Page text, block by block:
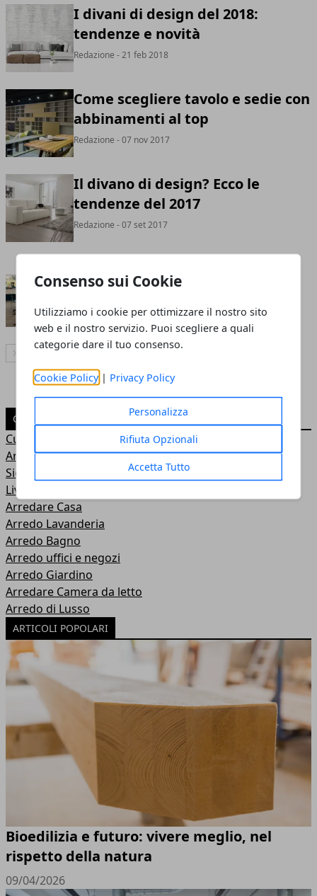
Consenso sui Cookie
Utilizziamo i cookie per ottimizzare il nostro sito
web e il nostro servizio. Puoi scegliere a quali
categorie dare il tuo consenso.
Cookie Policy | Privacy Policy
Personalizza
Rifiuta Opzionali
Accetta Tutto
I divani di design del 2018:
tendenze e novità
Redazione - 21 feb 2018
Come scegliere tavolo e sedie con
abbinamenti al top
Redazione - 07 nov 2017
Il divano di design? Ecco le
tendenze del 2017
Redazione - 07 set 2017
Redazione- 15 mag 2017
Articolo Successivo
CATEGORIE
Curiosità
Arredo Cucina
Sicurezza
Living
Arredare Casa
Arredo Lavanderia
Arredo Bagno
Arredo uffici e negozi
Arredo Giardino
Arredare Camera da letto
Arredo di Lusso
ARTICOLI POPOLARI
Bioedilizia e futuro: vivere meglio, nel
rispetto della natura
09/04/2026